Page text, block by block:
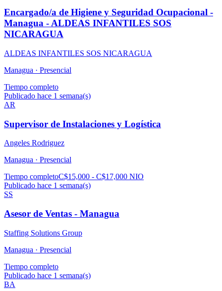
Encargado/a de Higiene y Seguridad Ocupacional -
Managua - ALDEAS INFANTILES SOS
NICARAGUA
ALDEAS INFANTILES SOS NICARAGUA
Managua · Presencial
Tiempo completo
Publicado hace 1 semana(s)
AR
Supervisor de Instalaciones y Logística
Angeles Rodriguez
Managua · Presencial
Tiempo completoC$15,000 - C$17,000 NIO
Publicado hace 1 semana(s)
SS
Asesor de Ventas - Managua
Staffing Solutions Group
Managua · Presencial
Tiempo completo
Publicado hace 1 semana(s)
BA